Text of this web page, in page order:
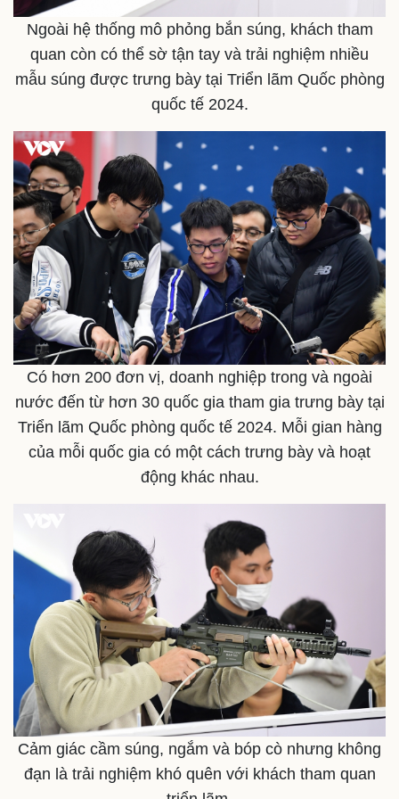
Doanh nghiệp
Thông tin doanh nghiệp
Doanh nghiệp 24h
Doanh nhân
Vì cộng đồng
Công nghệ
Sành điệu
Tin Công nghệ
Trải nghiệm
Chuyển đổi số
Ngoài hệ thống mô phỏng bắn súng, khách tham
quan còn có thể sờ tận tay và trải nghiệm nhiều
mẫu súng được trưng bày tại Triển lãm Quốc phòng
quốc tế 2024.
Có hơn 200 đơn vị, doanh nghiệp trong và ngoài
nước đến từ hơn 30 quốc gia tham gia trưng bày tại
Triển lãm Quốc phòng quốc tế 2024. Mỗi gian hàng
của mỗi quốc gia có một cách trưng bày và hoạt
động khác nhau.
Cảm giác cầm súng, ngắm và bóp cò nhưng không
đạn là trải nghiệm khó quên với khách tham quan